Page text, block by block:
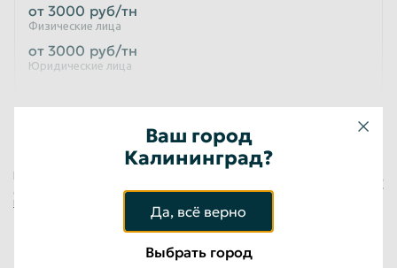
Физические лица
от 3000 руб/тн
Юридические лица
от 3000 руб/тн
Оцинкованный лом 12АС
руб/тн
Нажимая на кнопку «Оставить заявку», я
Согласие на обработку
персональных данных
+7 (923) 148-54-33
Подробнее об услугах
Ваш город
Калининград?
Да, всё верно
Выбрать город